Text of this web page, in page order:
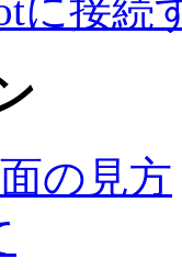
に接続
の見方